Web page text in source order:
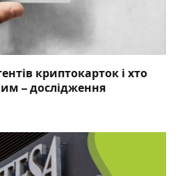
криптокарток і хто
– дослідження